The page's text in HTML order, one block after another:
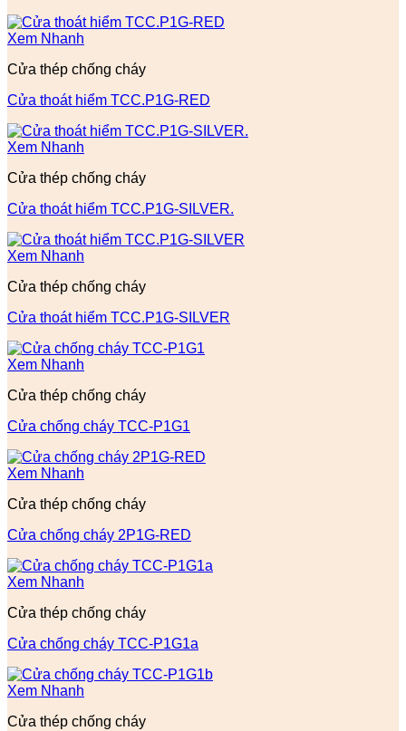
Xem Nhanh
Cửa thép chống cháy
Cửa thoát hiểm TCC.P1G-RED
Xem Nhanh
Cửa thép chống cháy
Cửa thoát hiểm TCC.P1G-SILVER.
Xem Nhanh
Cửa thép chống cháy
Cửa thoát hiểm TCC.P1G-SILVER
Xem Nhanh
Cửa thép chống cháy
Cửa chống cháy TCC-P1G1
Xem Nhanh
Cửa thép chống cháy
Cửa chống cháy 2P1G-RED
Xem Nhanh
Cửa thép chống cháy
Cửa chống cháy TCC-P1G1a
Xem Nhanh
Cửa thép chống cháy